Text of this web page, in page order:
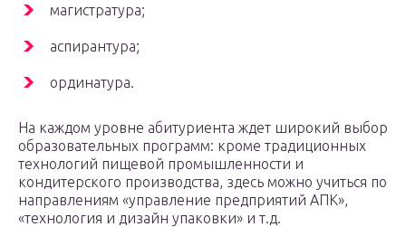
магистратура;
аспирантура;
ординатура.
На каждом уровне абитуриента ждет широкий выбор
образовательных программ: кроме традиционных
технологий пищевой промышленности и
кондитерского производства, здесь можно учиться по
направлениям «управление предприятий АПК»,
«технология и дизайн упаковки» и т.д.